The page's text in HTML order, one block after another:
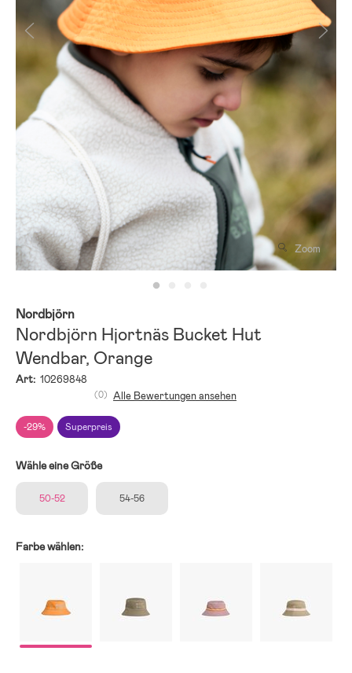
Zoom
Nordbjörn
Nordbjörn Hjortnäs Bucket Hut
Wendbar, Orange
Art: 10269848
-29% Superpreis
(0) Alle Bewertungen ansehen
Wähle eine Größe
50-52 54-56
Farbe wählen: